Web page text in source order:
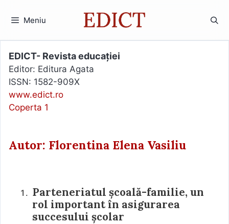
Meniu
EDICT- Revista educației
Editor: Editura Agata
ISSN: 1582-909X
www.edict.ro
Coperta 1
Autor: Florentina Elena Vasiliu
Parteneriatul școală-familie, un
rol important în asigurarea
succesului școlar